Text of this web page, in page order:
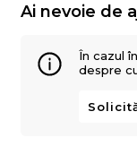
Ai nevoie de
În cazul
despre